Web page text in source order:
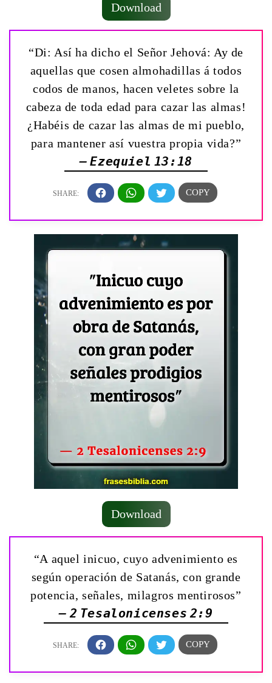
Download
“Di: Así ha dicho el Señor Jehová: ­Ay de
aquellas que cosen almohadillas á todos
codos de manos, hacen veletes sobre la
cabeza de toda edad para cazar las almas!
¿Habéis de cazar las almas de mi pueblo,
para mantener así vuestra propia vida?”
— Ezequiel 13:18
Download
“A aquel inicuo, cuyo advenimiento es
según operación de Satanás, con grande
potencia, señales, milagros mentirosos”
— 2 Tesalonicenses 2:9